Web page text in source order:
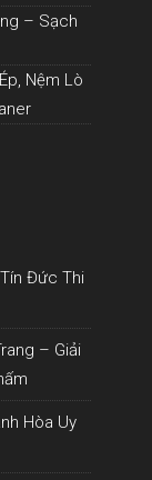
– Sạch
Nệm Lò
Đức Thi
– Giải
Hòa Uy